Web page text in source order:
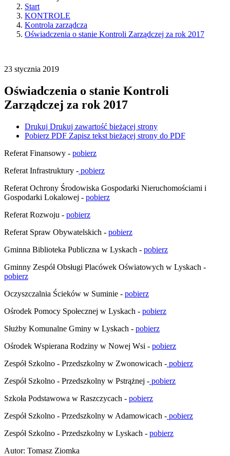
Start
KONTROLE
Kontrola zarządcza
Oświadczenia o stanie Kontroli Zarządczej za rok 2017
23 stycznia 2019
Oświadczenia o stanie Kontroli
Zarządczej za rok 2017
Drukuj Drukuj zawartość bieżącej strony
Pobierz PDF Zapisz tekst bieżącej strony do PDF
Referat Finansowy - pobierz
Referat Infrastruktury - pobierz
Referat Ochrony Środowiska Gospodarki Nieruchomościami i
Gospodarki Lokalowej - pobierz
Referat Rozwoju - pobierz
Referat Spraw Obywatelskich - pobierz
Gminna Biblioteka Publiczna w Lyskach - pobierz
Gminny Zespół Obsługi Placówek Oświatowych w Lyskach -
pobierz
Oczyszczalnia Ścieków w Suminie - pobierz
Ośrodek Pomocy Społecznej w Lyskach - pobierz
Służby Komunalne Gminy w Lyskach - pobierz
Ośrodek Wspierana Rodziny w Nowej Wsi - pobierz
Zespół Szkolno - Przedszkolny w Zwonowicach - pobierz
Zespół Szkolno - Przedszkolny w Pstrążnej - pobierz
Szkoła Podstawowa w Raszczycach - pobierz
Zespół Szkolno - Przedszkolny w Adamowicach - pobierz
Zespół Szkolno - Przedszkolny w Lyskach - pobierz
Autor: Tomasz Ziomka